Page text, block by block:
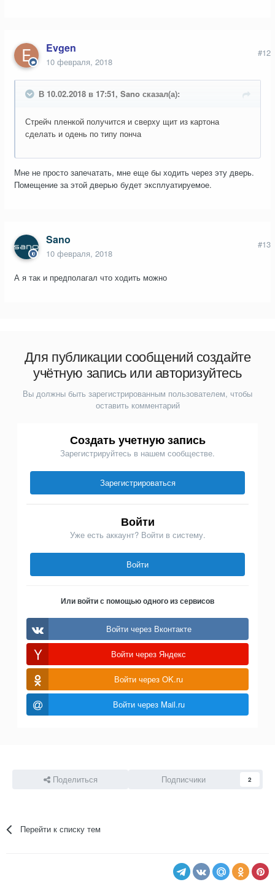
Evgen
10 февраля, 2018
#12
В 10.02.2018 в 17:51, Sano сказал(а):
Стрейч пленкой получится и сверху щит из картона
сделать и одень по типу понча
Мне не просто запечатать, мне еще бы ходить через эту дверь.
Помещение за этой дверью будет эксплуатируемое.
Sano
10 февраля, 2018
#13
А я так и предполагал что ходить можно
Для публикации сообщений создайте
учётную запись или авторизуйтесь
Вы должны быть зарегистрированным пользователем, чтобы
оставить комментарий
Создать учетную запись
Зарегистрируйтесь в нашем сообществе.
Зарегистрироваться
Войти
Уже есть аккаунт? Войти в систему.
Войти
Или войти с помощью одного из сервисов
Войти через Вконтакте
Войти через Яндекс
Войти через OK.ru
Войти через Mail.ru
Поделиться Подписчики 2
Перейти к списку тем